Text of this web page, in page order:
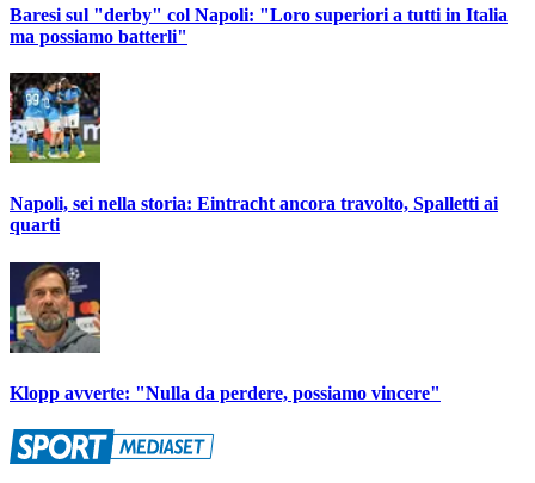
Baresi sul "derby" col Napoli: "Loro superiori a tutti in Italia
ma possiamo batterli"
Napoli, sei nella storia: Eintracht ancora travolto, Spalletti ai
quarti
Klopp avverte: "Nulla da perdere, possiamo vincere"